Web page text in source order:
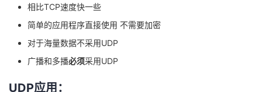
的
博
客
我
的
论
我
的
我
相比TCP速度快一些
简单的应用程序直接使用 不需要加密
对于海量数据不采用UDP
广播和多播必须采用UDP
UDP应用：